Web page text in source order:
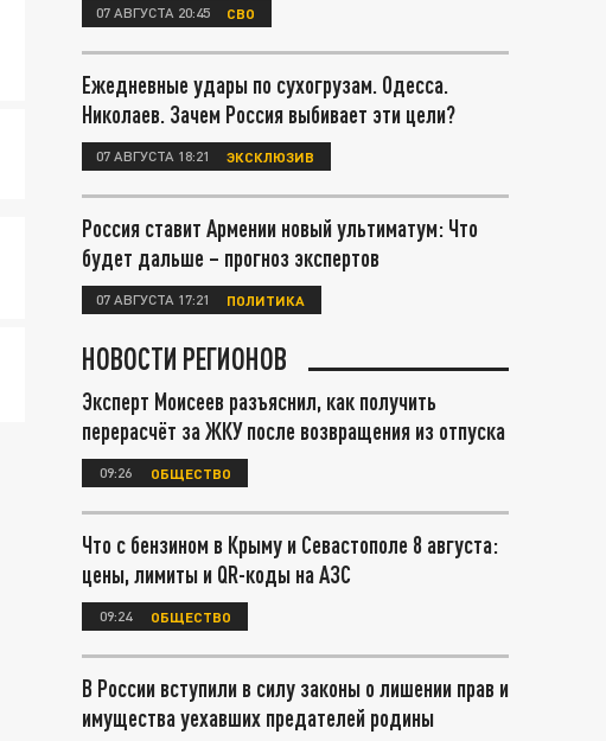
07 АВГУСТА 20:45 СВО
Ежедневные удары по сухогрузам. Одесса.
Николаев. Зачем Россия выбивает эти цели?
07 АВГУСТА 18:21 ЭКСКЛЮЗИВ
Россия ставит Армении новый ультиматум: Что
будет дальше – прогноз экспертов
07 АВГУСТА 17:21 ПОЛИТИКА
НОВОСТИ РЕГИОНОВ
Эксперт Моисеев разъяснил, как получить
перерасчёт за ЖКУ после возвращения из отпуска
09:26 ОБЩЕСТВО
Что с бензином в Крыму и Севастополе 8 августа:
цены, лимиты и QR-коды на АЗС
09:24 ОБЩЕСТВО
В России вступили в силу законы о лишении прав и
имущества уехавших предателей родины